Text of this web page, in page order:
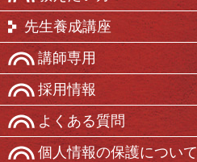
先生養成講座
講師専用
採用情報
よくある質問
個人情報の保護について